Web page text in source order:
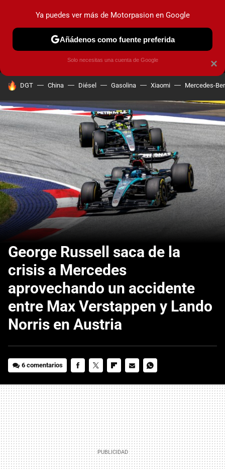
MENÚ NUEVO
COCHES ELÉCTRICOS OBSERVATORIO
HOY SE HABLA DE
DGT China Diésel Gasolina Xiaomi Mercedes-
George Russell saca de la
crisis a Mercedes
aprovechando un accidente
entre Max Verstappen y Lando
Norris en Austria
6 comentarios
MAIL
×
Ya puedes ver más de Motorpasion en Google
Añádenos como fuente preferida
Solo necesitas una cuenta de Google